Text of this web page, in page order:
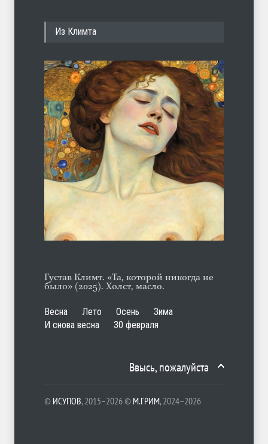
Марципан (из Агнии Барто)
ЛЕТО 31.07.2026
А ещё борода
ЛЕТО 07.08.2026
Из Климта
Густав Климт. «Та, которой никогда не
было» (2025). Холст, масло.
Весна Лето Осень
Зима
И снова весна
30 февраля
Ввысь, пожалуйста
© ИСУПОВ, 2015–2026 © М.ГРИМ, 2024–2026